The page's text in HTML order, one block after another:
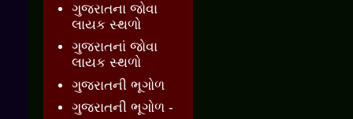
ગુજરાતના જોવા
લાયક સ્થળો
ગુજરાતનાં જોવા
લાયક સ્થળો
ગુજરાતની ભૂગોળ
ગુજરાતની ભૂગોળ -